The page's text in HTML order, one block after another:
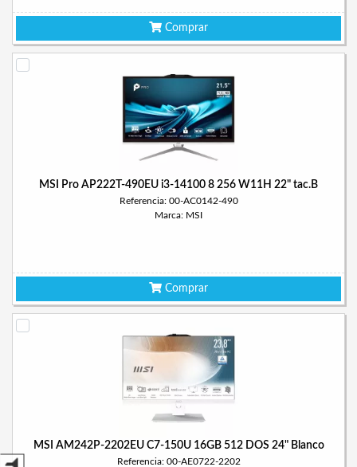
Comprar
MSI Pro AP222T-490EU i3-14100 8 256 W11H 22" tac.B
Referencia: 00-AC0142-490
Marca: MSI
Comprar
MSI AM242P-2202EU C7-150U 16GB 512 DOS 24" Blanco
Referencia: 00-AE0722-2202